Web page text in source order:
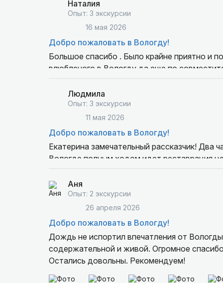
Наталия
Опыт: 3 экскурсии
16 мая 2026
Добро пожаловать в Вологду!
Большое спасибо . Было крайне приятно и
влюбленого в Вологду да еще по
Людмила
Опыт: 3 экскурсии
11 мая 2026
Добро пожаловать в Вологду!
Екатерина замечательный рассказчик! Два
Вологде полным ходом идет реставрация
объектов,Екатерина нашла,что мне
порекомендовала мне прокатиться на
Аня
Опыт: 2 экскурсии
26 апреля 2026
Добро пожаловать в Вологду!
Дождь не испортил впечатления от
содержательной и живой. Огромное
Остались довольны. Рекомендуем!